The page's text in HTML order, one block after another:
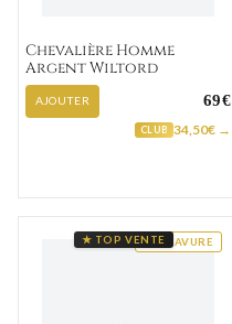
Chevalière Homme
Argent Wiltord
AJOUTER 69€
CLUB 34,50€ →
GRAVURE
★ TOP VENTE